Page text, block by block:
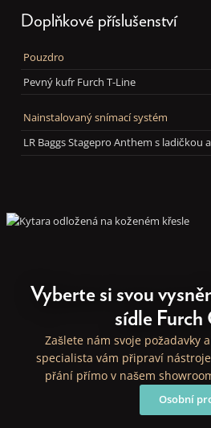
Doplňkové příslušenství
Pouzdro
Pevný kufr Furch T-Line
Nainstalovaný snímací systém
LR Baggs Stagepro Anthem s ladičkou
Vyberte si svou
sídle Furch
Zašlete nám svoje požadavky
specialista vám připraví
přání přímo v našem
Osobní